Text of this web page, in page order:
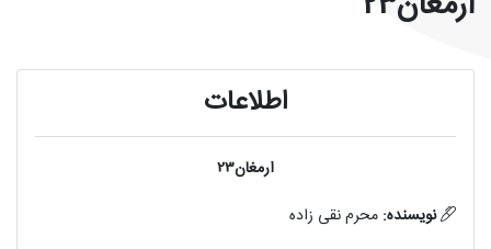
اطلاعات
ارمغان23
نویسنده: محرم نقی زاده